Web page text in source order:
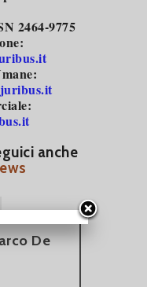
2464-9775
anche
De